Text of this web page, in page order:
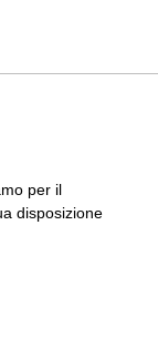
per il
disposizione